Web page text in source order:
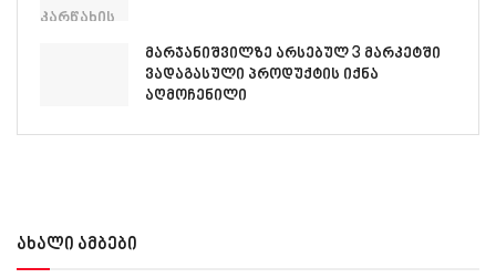
მარჯანიშვილზე არსებულ 3 მარკეტში
ვადაგასული პროდუქტის იქნა
აღმოჩენილი
ახალი ამბები